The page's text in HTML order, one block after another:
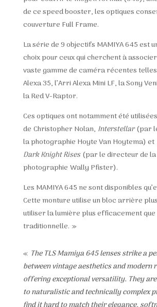
de ce speed booster, les optiques
couverture Full Frame.
La série de 9 objectifs MAMIYA 645 est
choix pour ceux qui cherchent à
vaste gamme de caméra récentes telles
Alexa 35, l’Arri Alexa Mini LF, la Sony
la Red V-Raptor.
Ces optiques ont notamment été
de Christopher Nolan, Interstellar(par
la photographie Hoyte Van Hoytema) et
Dark Knight Rises(par le directeur de la
photographie Wally Pfister).
Les MAMIYA 645 ne sont disponibles
Cette monture utilise un bloc arrière
utiliser la lumière plus efficacement
traditionnelle. »
« The TLS Mamiya 645 lenses strike a
between vintage aesthetics and modern
offering exceptional versatility. They
to naturalistic and technically complex